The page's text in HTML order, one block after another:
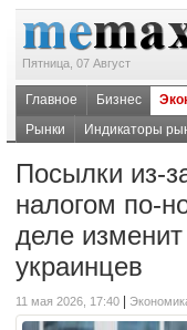
Пятница, 07 Август
Главное Бизнес
Рынки
Индикаторы
Посылки из-
налогом по-
деле
украинцев
11 мая 2026, 17:40